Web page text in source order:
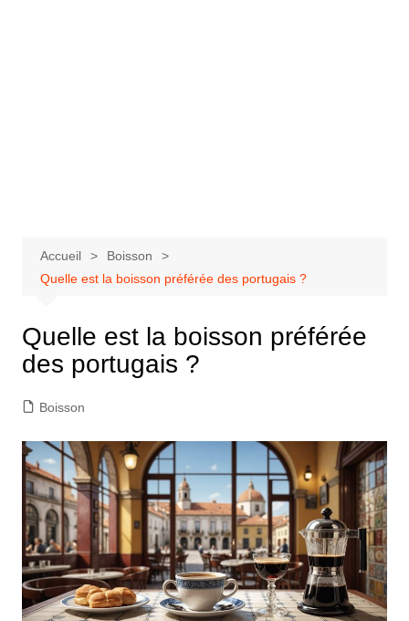
Accueil
Boisson
Quelle est la boisson préférée des portugais ?
Quelle est la boisson préférée
des portugais ?
Boisson